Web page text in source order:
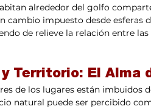
alrededor del golfo
cambio impuesto desde esferas
de relieve la relación entre
Territorio: El Alma
de los lugares están imbuidos
natural puede ser percibido